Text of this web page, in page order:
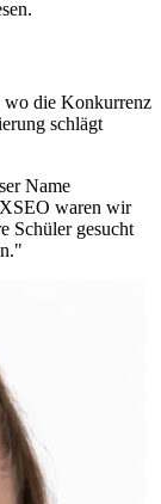
wo die Konkurrenz
schlägt
Name
waren wir
Schüler gesucht